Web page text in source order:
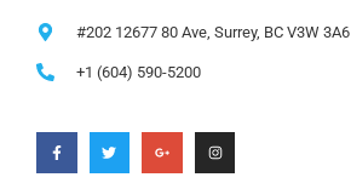
#202 12677 80 Ave, Surrey, BC V3W 3A6
+1 (604) 590-5200